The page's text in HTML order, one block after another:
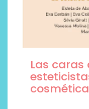
Las caras